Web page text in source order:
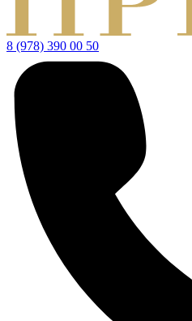
8 (978) 390 00 50